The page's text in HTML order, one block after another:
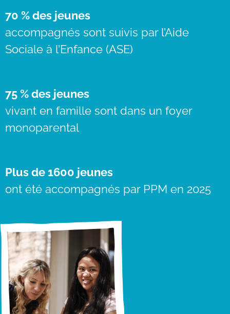
70 % des jeunes
accompagnés sont suivis par l’Aide
Sociale à l’Enfance (ASE)
75 % des jeunes
vivant en famille sont dans un foyer
monoparental
Plus de 1600 jeunes
ont été accompagnés par PPM en 2025